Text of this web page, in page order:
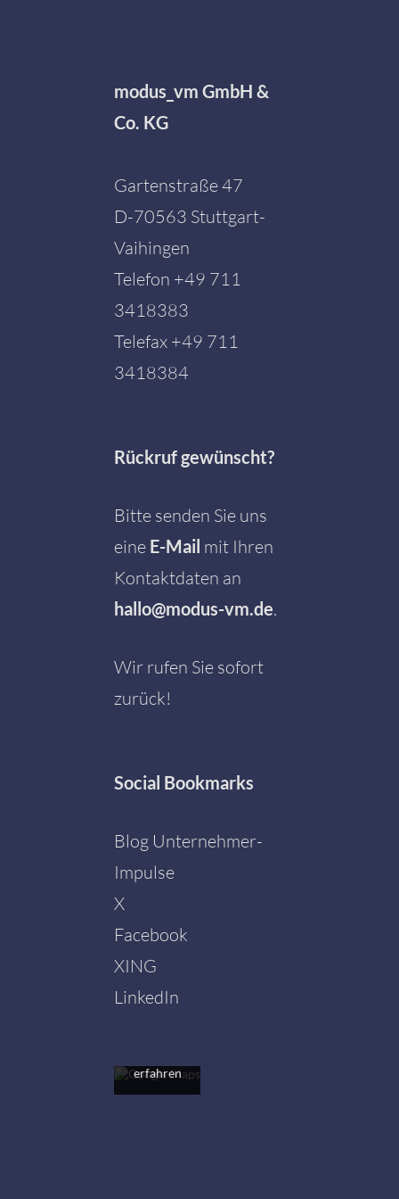
modus_vm GmbH &
Co. KG
Gartenstraße 47
D-70563 Stuttgart-
Vaihingen
Telefon +49 711
3418383
Telefax +49 711
3418384
Rückruf gewünscht?
Bitte senden Sie uns
eine E-Mail mit Ihren
Kontaktdaten an
hallo@modus-vm.de.
Wir rufen Sie sofort
zurück!
Social Bookmarks
Blog Unternehmer-
Impulse
X
Facebook
XING
LinkedIn
Mit dem
Karte
Sie die
erfahren